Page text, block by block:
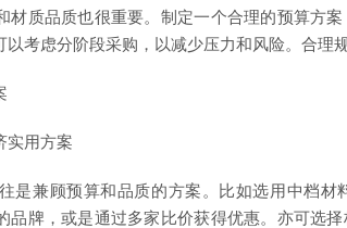
材质品质也很重要。制定一个合理的预算方
考虑分阶段采购，以减少压力和风险。合理
实用方案
是兼顾预算和品质的方案。比如选用中档材
品牌，或是通过多家比价获得优惠。亦可选